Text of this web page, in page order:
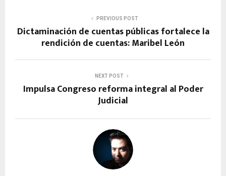
PREVIOUS POST
Dictaminación de cuentas públicas fortalece la
rendición de cuentas: Maribel León
NEXT POST
Impulsa Congreso reforma integral al Poder
Judicial